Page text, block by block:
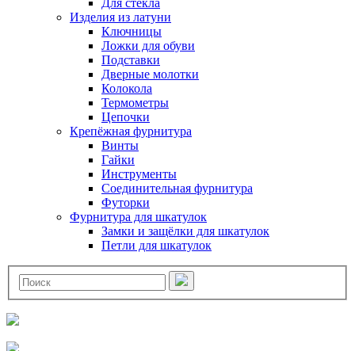
Изделия из латуни
Ключницы
Ложки для обуви
Подставки
Дверные молотки
Колокола
Термометры
Цепочки
Крепёжная фурнитура
Винты
Гайки
Инструменты
Соединительная фурнитура
Футорки
Фурнитура для шкатулок
Замки и защёлки для шкатулок
Петли для шкатулок